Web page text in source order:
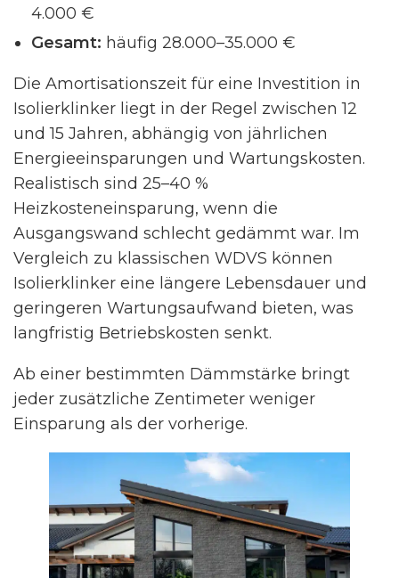
4.000 €
Gesamt: häufig 28.000–35.000 €
Die Amortisationszeit für eine Investition in
Isolierklinker liegt in der Regel zwischen 12
und 15 Jahren, abhängig von jährlichen
Energieeinsparungen und Wartungskosten.
Realistisch sind 25–40 %
Heizkosteneinsparung, wenn die
Ausgangswand schlecht gedämmt war. Im
Vergleich zu klassischen WDVS können
Isolierklinker eine längere Lebensdauer und
geringeren Wartungsaufwand bieten, was
langfristig Betriebskosten senkt.
Ab einer bestimmten Dämmstärke bringt
jeder zusätzliche Zentimeter weniger
Einsparung als der vorherige.